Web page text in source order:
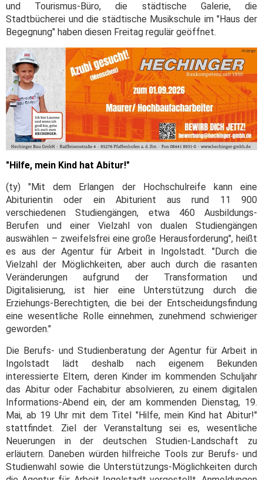
und Tourismus-Büro, die städtische Galerie, die
Stadtbücherei und die städtische Musikschule im "Haus der
Begegnung" haben diesen Freitag regulär geöffnet.
"Hilfe, mein Kind hat Abitur!"
(ty) "Mit dem Erlangen der Hochschulreife kann eine
Abiturientin oder ein Abiturient aus rund 11 900
verschiedenen Studiengängen, etwa 460 Ausbildungs-
Berufen und einer Vielzahl von dualen Studiengängen
auswählen – zweifelsfrei eine große Herausforderung", heißt
es aus der Agentur für Arbeit in Ingolstadt. "Durch die
Vielzahl der Möglichkeiten, aber auch durch die rasanten
Veränderungen aufgrund der Transformation und
Digitalisierung, ist hier eine Unterstützung durch die
Erziehungs-Berechtigten, die bei der Entscheidungsfindung
eine wesentliche Rolle einnehmen, zunehmend schwieriger
geworden."
Die Berufs- und Studienberatung der Agentur für Arbeit in
Ingolstadt lädt deshalb nach eigenem Bekunden
interessierte Eltern, deren Kinder im kommenden Schuljahr
das Abitur oder Fachabitur absolvieren, zu einem digitalen
Informations-Abend ein, der am kommenden Dienstag, 19.
Mai, ab 19 Uhr mit dem Titel "Hilfe, mein Kind hat Abitur!"
stattfindet. Ziel der Veranstaltung sei es, wesentliche
Neuerungen in der deutschen Studien-Landschaft zu
erläutern. Daneben würden hilfreiche Tools zur Berufs- und
Studienwahl sowie die Unterstützungs-Möglichkeiten durch